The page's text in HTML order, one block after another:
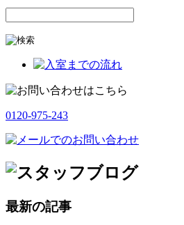
0120-975-243
最新の記事